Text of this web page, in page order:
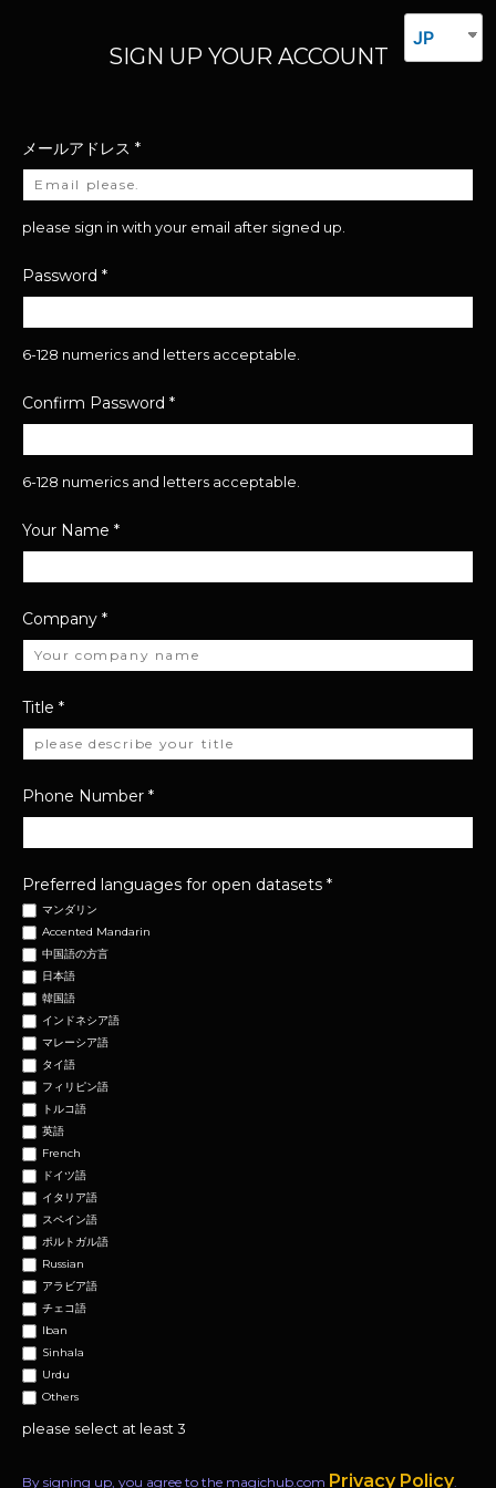
JP
SIGN UP YOUR ACCOUNT
メールアドレス *
please sign in with your email after signed up.
Password *
6-128 numerics and letters acceptable.
Confirm Password *
6-128 numerics and letters acceptable.
Your Name *
Company *
Title *
Phone Number *
Preferred languages for open datasets *
マンダリン
Accented Mandarin
中国語の方言
日本語
韓国語
インドネシア語
マレーシア語
タイ語
フィリピン語
トルコ語
英語
French
ドイツ語
イタリア語
スペイン語
ポルトガル語
Russian
アラビア語
チェコ語
Iban
Sinhala
Urdu
Others
please select at least 3
By signing up, you agree to the magichub.com Privacy Policy.